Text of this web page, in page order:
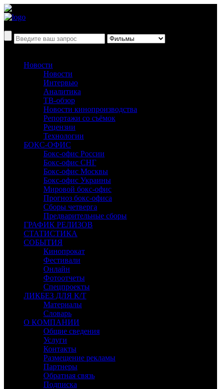
Новости
Новости
Интервью
Аналитика
ТВ-обзор
Новости кинопроизводства
Репортажи со съёмок
Рецензии
Технологии
БОКС-ОФИС
Бокс-офис России
Бокс-офис СНГ
Бокс-офис Москвы
Бокс-офис Украины
Мировой бокс-офис
Прогноз бокс-офиса
Сборы четверга
Предварительные сборы
ГРАФИК РЕЛИЗОВ
СТАТИСТИКА
СОБЫТИЯ
Кинопрокат
Фестивали
Онлайн
Фотоотчеты
Спецпроекты
ЛИКБЕЗ ДЛЯ К/Т
Материалы
Словарь
О КОМПАНИИ
Общие сведения
Услуги
Контакты
Размещение рекламы
Партнеры
Обратная связь
Подписка